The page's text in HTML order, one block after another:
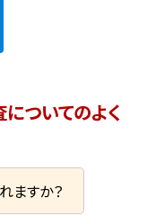
ついてのよく
ますか？